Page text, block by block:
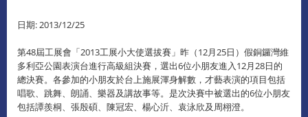
日期: 2013/12/25
第48屆工展會「2013工展小大使選拔賽」昨（12月25日）假銅鑼灣維
多利亞公園表演台進行高級組決賽，選出6位小朋友進入12月28日的
總決賽。各參加的小朋友於台上施展渾身解數，才藝表演的項目包括
唱歌、跳舞、朗誦、樂器及講故事等。是次決賽中被選出的6位小朋友
包括譚羨桐、張殷碩、陳冠宏、楊心沂、袁泳欣及周栩澄。